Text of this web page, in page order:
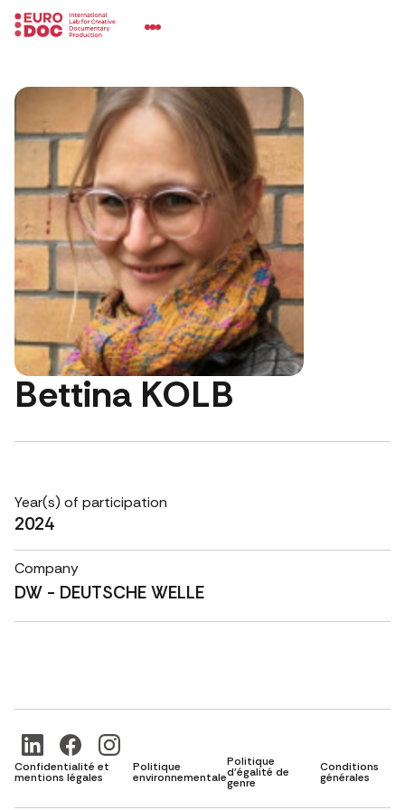
Bettina KOLB
Year(s) of participation
2024
Company
DW - DEUTSCHE WELLE
Confidentialité et
mentions légales
Politique
environnementale
Politique
d'égalité de
genre
Conditions
générales